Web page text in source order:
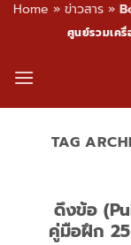
Home » ข่าวสาร »
content
ศูนย์รวมเค
TAG
ดึงข้อ
คู่มือฝึก 25